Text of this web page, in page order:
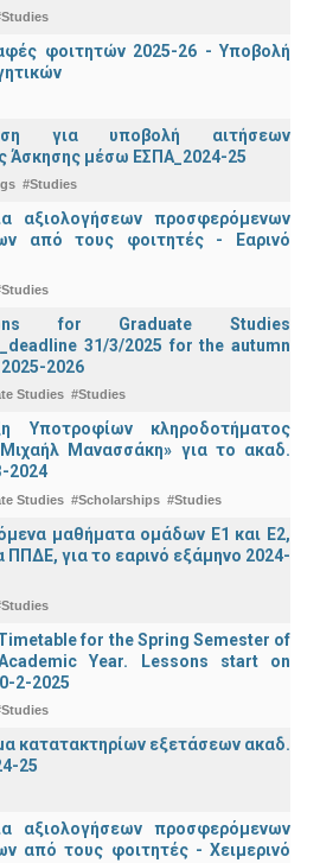
φοιτητών 2025-26 - Υποβολή
για υποβολή αιτήσεων
Άσκησης μέσω ΕΣΠΑ_2024-25
#Studies
αξιολογήσεων προσφερόμενων
από τους φοιτητές - Εαρινό
for Graduate Studies
31/3/2025 for the autumn
2026
Studies #Studies
Υποτροφίων κληροδοτήματος
Μανασσάκη» για το ακαδ.
2024
Studies #Scholarships #Studies
μαθήματα ομάδων Ε1 και Ε2,
ΠΠΔΕ, για το εαρινό εξάμηνο 2024-
for the Spring Semester of
Year. Lessons start on
2-2025
κατατακτηρίων εξετάσεων ακαδ.
25
αξιολογήσεων προσφερόμενων
από τους φοιτητές - Χειμερινό